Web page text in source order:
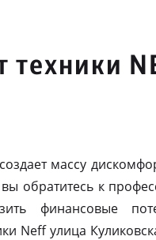
массу
обратитесь к
финансовые
Neff улица